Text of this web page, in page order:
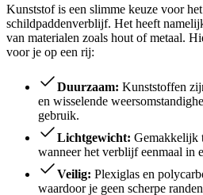
Kunststof is een slimme keuze voor
schildpaddenverblijf. Het heeft
van materialen zoals hout of metaal.
voor je op een rij:
Duurzaam: Kunststoffen
en wisselende
gebruik.
Lichtgewicht: Gemakkelijk
wanneer het verblijf eenmaal in
Veilig: Plexiglas en
waardoor je geen scherpe